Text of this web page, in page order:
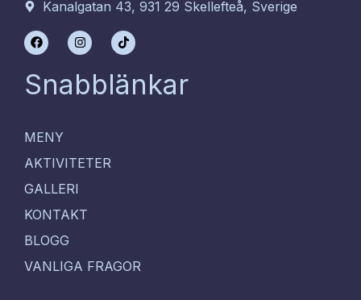
Kanalgatan 43, 931 29 Skellefteå, Sverige
F
a
c
e
b
o
I
n
s
t
a
g
T
i
k
t
o
k
Snabblänkar
MENY
AKTIVITETER
GALLERI
KONTAKT
BLOGG
VANLIGA FRAGOR